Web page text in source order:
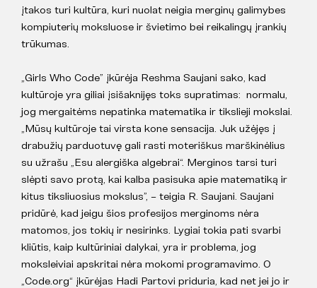
įtakos turi kultūra, kuri nuolat neigia merginų galimybes
kompiuterių moksluose ir švietimo bei reikalingų įrankių
trūkumas.
„Girls Who Code” įkūrėja Reshma Saujani sako, kad
kultūroje yra giliai įsišaknijęs toks supratimas: normalu,
jog mergaitėms nepatinka matematika ir tikslieji mokslai.
„Mūsų kultūroje tai virsta kone sensacija. Juk užėjęs į
drabužių parduotuvę gali rasti moteriškus marškinėlius
su užrašu „Esu alergiška algebrai“. Merginos tarsi turi
slėpti savo protą, kai kalba pasisuka apie matematiką ir
kitus tiksliuosius mokslus”, – teigia R. Saujani. Saujani
pridūrė, kad jeigu šios profesijos merginoms nėra
matomos, jos tokių ir nesirinks. Lygiai tokia pati svarbi
kliūtis, kaip kultūriniai dalykai, yra ir problema, jog
moksleiviai apskritai nėra mokomi programavimo. O
„Code.org“ įkūrėjas Hadi Partovi priduria, kad net jei jo ir